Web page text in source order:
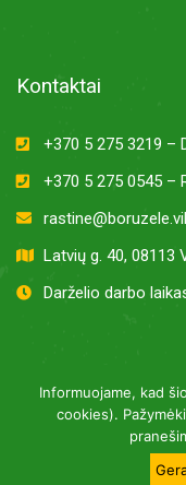
Kontaktai
+370 5 275 3219 –
+370 5 275 0545 –
Latvių g. 40, 08113
Darželio darbo
Informuojame, kad
cookies).